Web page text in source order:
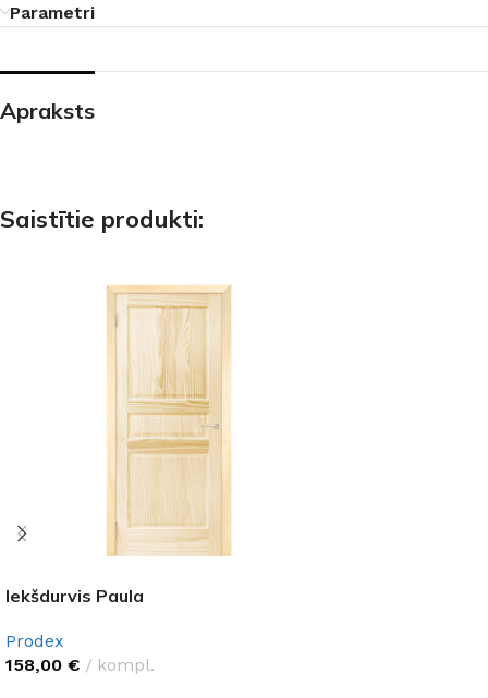
Parametri
Apraksts
Saistītie produkti:
Iekšdurvis Paula
Prodex
158,00 € kompl.